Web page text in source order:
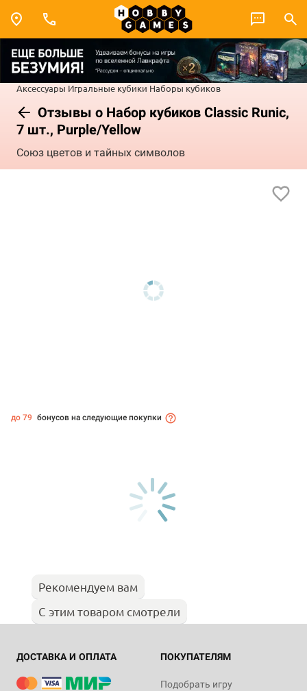
Аксессуары Игральные кубики Наборы кубиков
Отзывы о Набор кубиков Classic Runic,
7 шт., Purple/Yellow
Союз цветов и тайных символов
до 79 бонусов на следующие покупки
Рекомендуем вам
С этим товаром смотрели
ДОСТАВКА И ОПЛАТА ПОКУПАТЕЛЯМ
Подобрать игру